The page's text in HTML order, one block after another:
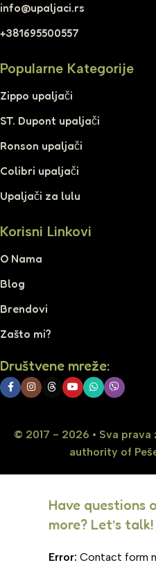
info@upaljaci.rs
+381695500557
Popularne Kategorije
Zippo upaljači
ST. Dupont upaljači
Ronson upaljači
Colibri upaljači
Upaljači za lulu
Korisni Linkovi
O Nama
Blog
Brendovi
Zašto mi?
Društvene mreže:
© 2017 - 2026 • Sva prava
authority of
Have questions
more? Let’s talk!
Error: Contact form